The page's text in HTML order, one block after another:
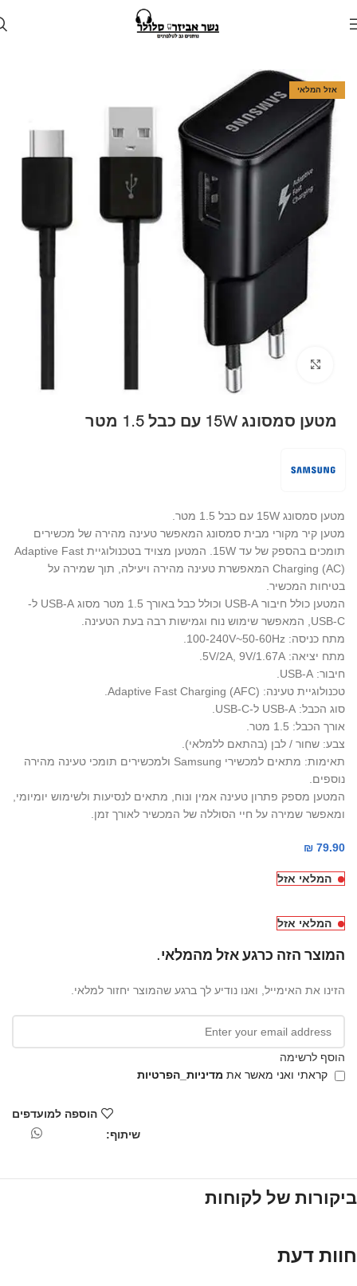
מטען קיר
אזל המלאי
Click to enlarge
מטען סמסונג 15W עם כבל 1.5 מטר
מטען סמסונג 15W עם כבל 1.5 מטר.
מטען קיר מקורי מבית סמסונג המאפשר טעינה מהירה של מכשירים
תומכים בהספק של עד 15W. המטען מצויד בטכנולוגיית Adaptive Fast
Charging (AC) המאפשרת טעינה מהירה ויעילה, תוך שמירה על
בטיחות המכשיר.
המטען כולל חיבור USB-A וכולל כבל באורך 1.5 מטר מסוג USB-A ל-
USB-C, המאפשר שימוש נוח וגמישות רבה בעת הטעינה.
מתח כניסה: 100-240V~50-60Hz.
מתח יציאה: 5V/2A, 9V/1.67A.
חיבור: USB-A.
טכנולוגיית טעינה: Adaptive Fast Charging (AFC).
סוג הכבל: USB-A ל-USB-C.
אורך הכבל: 1.5 מטר.
צבע: שחור / לבן (בהתאם ללמלאי).
תאימות: מתאים למכשירי Samsung ולמכשירים תומכי טעינה מהירה
נוספים.
המטען מספק פתרון טעינה אמין ונוח, מתאים לנסיעות ולשימוש יומיומי,
ומאפשר שמירה על חיי הסוללה של המכשיר לאורך זמן.
₪ 79.90
המלאי אזל
המלאי אזל
המוצר הזה כרגע אזל מהמלאי.
הזינו את האימייל, ואנו נודיע לך ברגע שהמוצר יחזור למלאי.
הוסף לרשימה
קראתי ואני מאשר את מדיניות_הפרטיות
הוספה למועדפים
שיתוף:
ביקורות של לקוחות
חוות דעת